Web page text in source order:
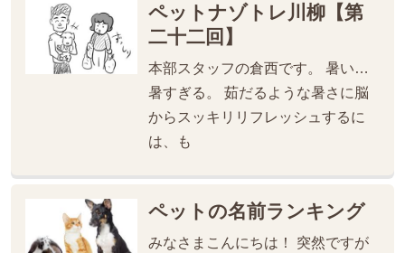
ペットナゾトレ川柳【第
二十二回】
本部スタッフの倉西です。 暑い…
暑すぎる。 茹だるような暑さに脳
からスッキリリフレッシュするに
は、も
ペットの名前ランキング
みなさまこんにちは！ 突然ですが